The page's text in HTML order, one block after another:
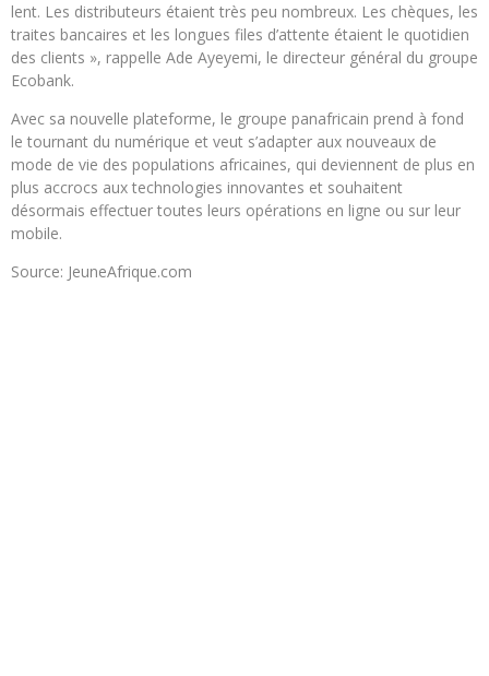
lent. Les distributeurs étaient très peu nombreux. Les chèques, les
traites bancaires et les longues files d’attente étaient le quotidien
des clients », rappelle Ade Ayeyemi, le directeur général du groupe
Ecobank.
Avec sa nouvelle plateforme, le groupe panafricain prend à fond
le tournant du numérique et veut s’adapter aux nouveaux de
mode de vie des populations africaines, qui deviennent de plus en
plus accrocs aux technologies innovantes et souhaitent
désormais effectuer toutes leurs opérations en ligne ou sur leur
mobile.
Source: JeuneAfrique.com